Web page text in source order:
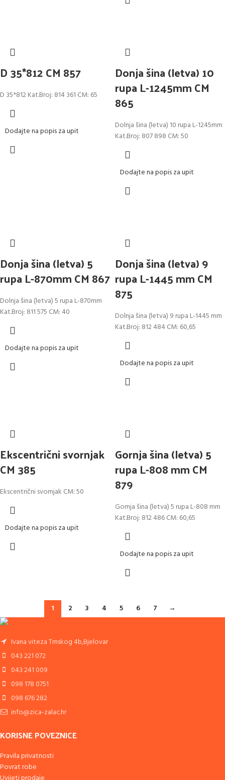
D 35*812 CM 857
D 35*812 Kat.Broj: 814 361 CM: 65
Dodajte na popis za upit
Donja šina (letva) 10
rupa L-1245mm CM
865
Dolnja šina (letva) 10 rupa L-1245mm
Kat.Broj: 807 898 CM: 50
Dodajte na popis za upit
Donja šina (letva) 5
rupa L-870mm CM 867
Dolnja šina (letva) 5 rupa L-870mm
Kat.Broj: 811 575 CM: 40
Dodajte na popis za upit
Donja šina (letva) 9
rupa L-1445 mm CM
875
Dolnja šina (letva) 9 rupa L-1445 mm
Kat.Broj: 812 484 CM: 60,65
Dodajte na popis za upit
Ekscentrični svornjak
CM 385
Ekscentrični svornjak CM: 50
Dodajte na popis za upit
Gornja šina (letva) 5
rupa L-808 mm CM
879
Gornja šina (letva) 5 rupa L-808 mm
Kat.Broj: 812 486 CM: 60,65
Dodajte na popis za upit
1 2 3 4 5 6 7 →
Ivana viteza Trnskog 4b,Bjelovar
043 221 072
043 241 009
098 178 0751
098 676 282
info@zica-zalac.hr
KORISNE POVEZNICE
Pravila privatnosti
Povrat robe